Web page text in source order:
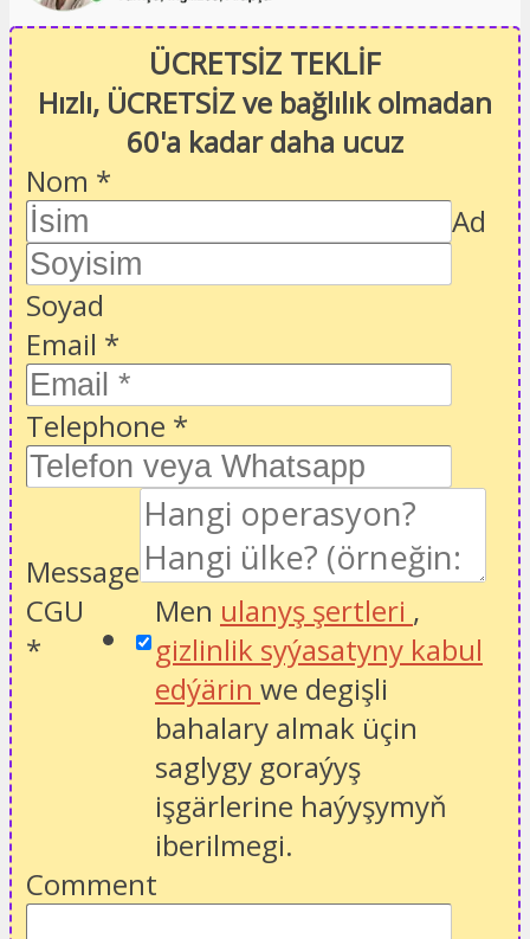
ÜCRETSİZ TEKLİF
Hızlı, ÜCRETSİZ ve bağlılık olmadan
60'a kadar daha ucuz
Nom *
Ad
Soyad
Email *
Telephone *
Message
CGU
*
Men ulanyş şertleri ,
gizlinlik syýasatyny kabul
edýärin we degişli
bahalary almak üçin
saglygy goraýyş
işgärlerine haýyşymyň
iberilmegi.
Comment